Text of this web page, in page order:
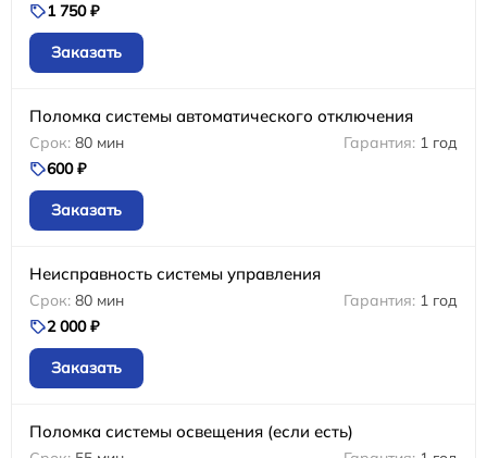
1 750 ₽
Заказать
Поломка системы автоматического отключения
80 мин
1 год
600 ₽
Заказать
Неисправность системы управления
80 мин
1 год
2 000 ₽
Заказать
Поломка системы освещения (если есть)